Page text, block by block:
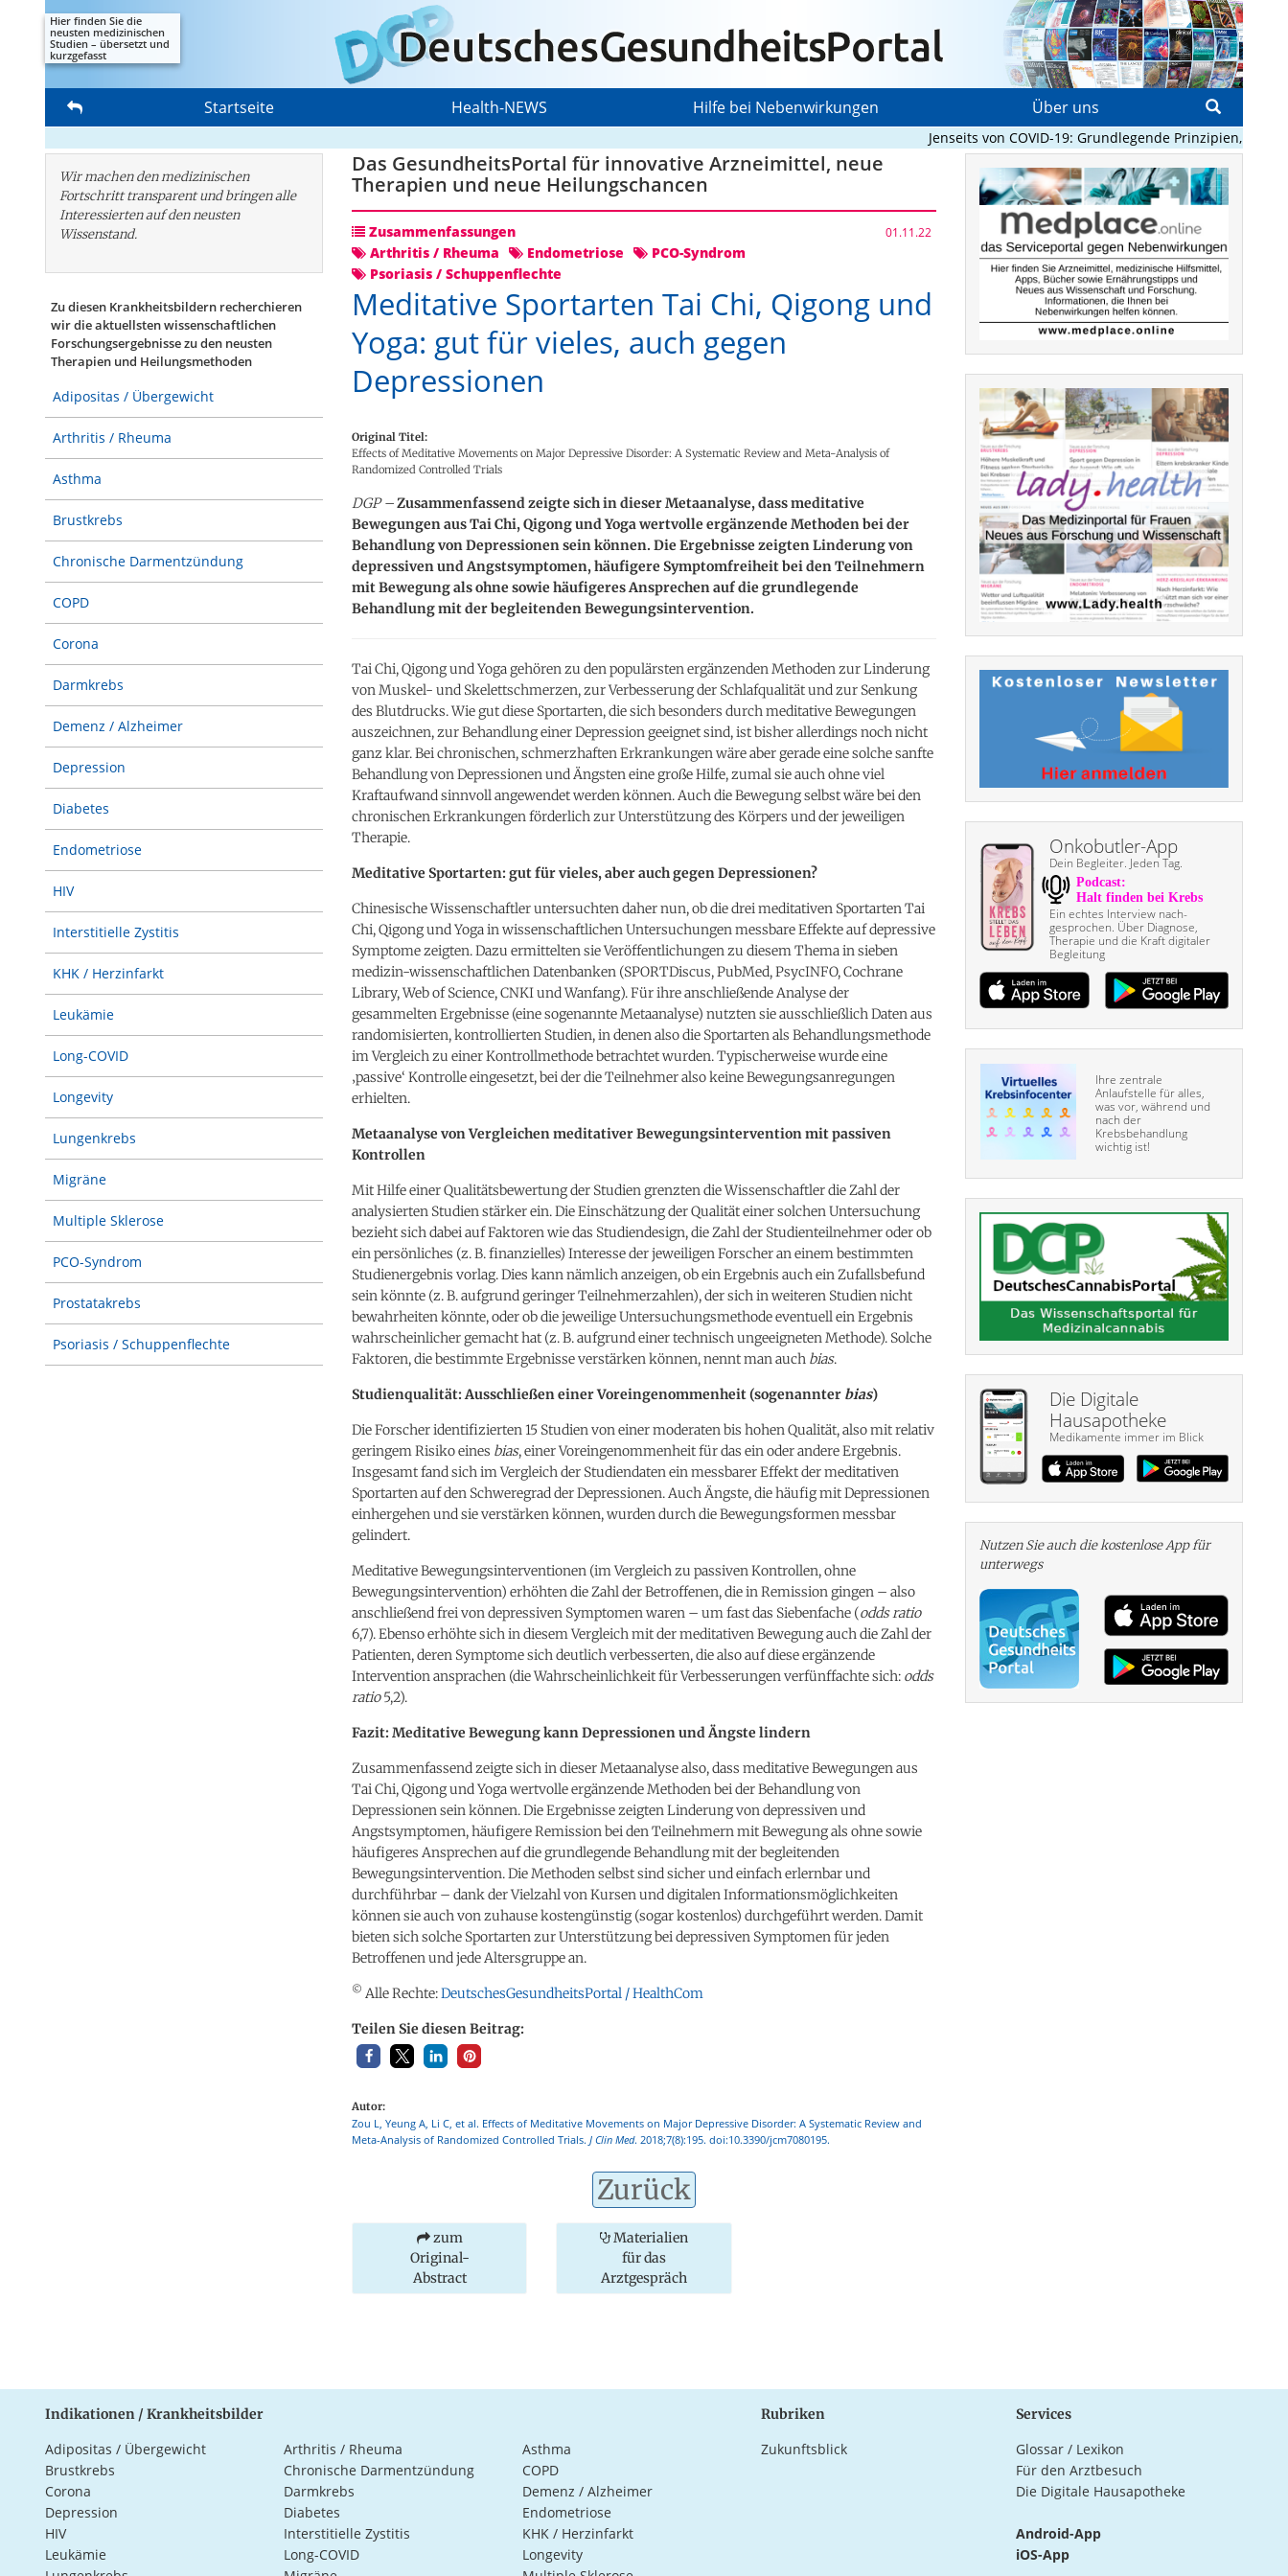
Hier finden Sie die
neusten medizinischen
Studien – übersetzt und
kurzgefasst
Startseite Health-NEWS Hilfe bei Nebenwirkungen Über uns
Jenseits von COVID-19: Grundlegende Prinzipien, die
Wir machen den medizinischen
Fortschritt transparent und bringen alle
Interessierten auf den neusten
Wissenstand.
Zu diesen Krankheitsbildern recherchieren
wir die aktuellsten wissenschaftlichen
Forschungs­ergebnisse zu den neusten
Therapien und Heilungsmethoden
Adipositas / Übergewicht
Arthritis / Rheuma
Asthma
Brustkrebs
Chronische Darmentzündung
COPD
Corona
Darmkrebs
Demenz / Alzheimer
Depression
Diabetes
Endometriose
HIV
Interstitielle Zystitis
KHK / Herzinfarkt
Leukämie
Long-COVID
Longevity
Lungenkrebs
Migräne
Multiple Sklerose
PCO-Syndrom
Prostatakrebs
Psoriasis / Schuppenflechte
Das GesundheitsPortal für innovative Arzneimittel, neue
Therapien und neue Heilungschancen
Zusammenfassungen 01.11.22
Arthritis / Rheuma Endometriose
PCO-Syndrom
Psoriasis / Schuppenflechte
Meditative Sportarten Tai Chi, Qigong und
Yoga: gut für vieles, auch gegen
Depressionen
Original Titel:
Effects of Meditative Movements on Major Depressive Disorder: A Systematic Review and Meta-Analysis of
Randomized Controlled Trials
DGP –Zusammenfassend zeigte sich in dieser Metaanalyse, dass meditative
Bewegungen aus Tai Chi, Qigong und Yoga wertvolle ergänzende Methoden bei der
Behandlung von Depressionen sein können. Die Ergebnisse zeigten Linderung von
depressiven und Angstsymptomen, häufigere Symptomfreiheit bei den Teilnehmern
mit Bewegung als ohne sowie häufigeres Ansprechen auf die grundlegende
Behandlung mit der begleitenden Bewegungsintervention.
Tai Chi, Qigong und Yoga gehören zu den populärsten ergänzenden Methoden zur Linderung
von Muskel- und Skelettschmerzen, zur Verbesserung der Schlafqualität und zur Senkung
des Blutdrucks. Wie gut diese Sportarten, die sich besonders durch meditative Bewegungen
auszeichnen, zur Behandlung einer Depression geeignet sind, ist bisher allerdings noch nicht
ganz klar. Bei chronischen, schmerzhaften Erkrankungen wäre aber gerade eine solche sanfte
Behandlung von Depressionen und Ängsten eine große Hilfe, zumal sie auch ohne viel
Kraftaufwand sinnvoll angewendet werden können. Auch die Bewegung selbst wäre bei den
chronischen Erkrankungen förderlich zur Unterstützung des Körpers und der jeweiligen
Therapie.
Meditative Sportarten: gut für vieles, aber auch gegen Depressionen?
Chinesische Wissenschaftler untersuchten daher nun, ob die drei meditativen Sportarten Tai
Chi, Qigong und Yoga in wissenschaftlichen Untersuchungen messbare Effekte auf depressive
Symptome zeigten. Dazu ermittelten sie Veröffentlichungen zu diesem Thema in sieben
medizin-wissenschaftlichen Datenbanken (SPORTDiscus, PubMed, PsycINFO, Cochrane
Library, Web of Science, CNKI und Wanfang). Für ihre anschließende Analyse der
gesammelten Ergebnisse (eine sogenannte Metaanalyse) nutzten sie ausschließlich Daten aus
randomisierten, kontrollierten Studien, in denen also die Sportarten als Behandlungsmethode
im Vergleich zu einer Kontrollmethode betrachtet wurden. Typischerweise wurde eine
‚passive‘ Kontrolle eingesetzt, bei der die Teilnehmer also keine Bewegungsanregungen
erhielten.
Metaanalyse von Vergleichen meditativer Bewegungsintervention mit passiven
Kontrollen
Mit Hilfe einer Qualitätsbewertung der Studien grenzten die Wissenschaftler die Zahl der
analysierten Studien stärker ein. Die Einschätzung der Qualität einer solchen Untersuchung
bezieht sich dabei auf Faktoren wie das Studiendesign, die Zahl der Studienteilnehmer oder ob
ein persönliches (z. B. finanzielles) Interesse der jeweiligen Forscher an einem bestimmten
Studienergebnis vorlag. Dies kann nämlich anzeigen, ob ein Ergebnis auch ein Zufallsbefund
sein könnte (z. B. aufgrund geringer Teilnehmerzahlen), der sich in weiteren Studien nicht
bewahrheiten könnte, oder ob die jeweilige Untersuchungsmethode eventuell ein Ergebnis
wahrscheinlicher gemacht hat (z. B. aufgrund einer technisch ungeeigneten Methode). Solche
Faktoren, die bestimmte Ergebnisse verstärken können, nennt man auch bias.
Studienqualität: Ausschließen einer Voreingenommenheit (sogenannter bias)
Die Forscher identifizierten 15 Studien von einer moderaten bis hohen Qualität, also mit relativ
geringem Risiko eines bias, einer Voreingenommenheit für das ein oder andere Ergebnis.
Insgesamt fand sich im Vergleich der Studiendaten ein messbarer Effekt der meditativen
Sportarten auf den Schweregrad der Depressionen. Auch Ängste, die häufig mit Depressionen
einhergehen und sie verstärken können, wurden durch die Bewegungsformen messbar
gelindert.
Meditative Bewegungsinterventionen (im Vergleich zu passiven Kontrollen, ohne
Bewegungsintervention) erhöhten die Zahl der Betroffenen, die in Remission gingen – also
anschließend frei von depressiven Symptomen waren – um fast das Siebenfache (odds ratio
6,7). Ebenso erhöhte sich in diesem Vergleich mit der meditativen Bewegung auch die Zahl der
Patienten, deren Symptome sich deutlich verbesserten, die also auf diese ergänzende
Intervention ansprachen (die Wahrscheinlichkeit für Verbesserungen verfünffachte sich: odds
ratio5,2).
Fazit: Meditative Bewegung kann Depressionen und Ängste lindern
Zusammenfassend zeigte sich in dieser Metaanalyse also, dass meditative Bewegungen aus
Tai Chi, Qigong und Yoga wertvolle ergänzende Methoden bei der Behandlung von
Depressionen sein können. Die Ergebnisse zeigten Linderung von depressiven und
Angstsymptomen, häufigere Remission bei den Teilnehmern mit Bewegung als ohne sowie
häufigeres Ansprechen auf die grundlegende Behandlung mit der begleitenden
Bewegungsintervention. Die Methoden selbst sind sicher und einfach erlernbar und
durchführbar – dank der Vielzahl von Kursen und digitalen Informationsmöglichkeiten
können sie auch von zuhause kostengünstig (sogar kostenlos) durchgeführt werden. Damit
bieten sich solche Sportarten zur Unterstützung bei depressiven Symptomen für jeden
Betroffenen und jede Altersgruppe an.
© Alle Rechte:DeutschesGesundheitsPortal / HealthCom
Teilen Sie diesen Beitrag:
Autor:
Zou L, Yeung A, Li C, et al. Effects of Meditative Movements on Major Depressive Disorder: A Systematic Review and
Meta-Analysis of Randomized Controlled Trials. J Clin Med. 2018;7(8):195. doi:10.3390/jcm7080195.
Zurück
zum
Original-
Abstract
Materialien
für das
Arztgespräch
Onkobutler-App
Dein Begleiter. Jeden Tag.
Ein echtes Interview nach­
gesprochen. Über Diagnose,
Therapie und die Kraft digitaler
Begleitung
Ihre zentrale
Anlaufstelle für alles,
was vor, während und
nach der
Krebsbehandlung
wichtig ist!
Die Digitale
Hausapotheke
Medikamente immer im Blick
Nutzen Sie auch die kosten­lose App für
unterwegs
Indikationen / Krankheitsbilder
Adipositas / Übergewicht Arthritis / Rheuma
Asthma
Brustkrebs
Chronische Darmentzündung
COPD
Corona
Darmkrebs
Demenz / Alzheimer
Depression
Diabetes
Endometriose
HIV
Interstitielle Zystitis
KHK / Herzinfarkt
Leukämie
Long-COVID
Longevity
Rubriken
Zukunftsblick
Services
Glossar / Lexikon
Für den Arztbesuch
Die Digitale Hausapotheke
Android-App
iOS-App